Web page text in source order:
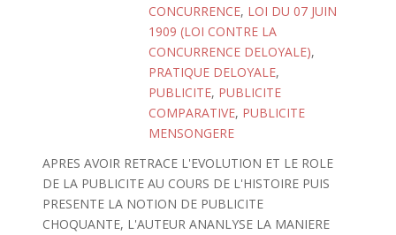
CONCURRENCE, LOI DU 07 JUIN
1909 (LOI CONTRE LA
CONCURRENCE DELOYALE),
PRATIQUE DELOYALE,
PUBLICITE, PUBLICITE
COMPARATIVE, PUBLICITE
MENSONGERE
APRES AVOIR RETRACE L'EVOLUTION ET LE ROLE
DE LA PUBLICITE AU COURS DE L'HISTOIRE PUIS
PRESENTE LA NOTION DE PUBLICITE
CHOQUANTE, L'AUTEUR ANANLYSE LA MANIERE